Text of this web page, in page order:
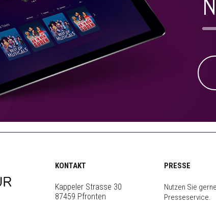
KONTAKT
Kappeler Strasse 30
87459 Pfronten
PRESSE
Nutzen Sie
Presseservice.